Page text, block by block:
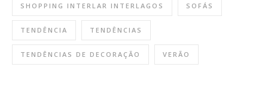
SHOPPING INTERLAR INTERLAGOS SOFÁS
TENDÊNCIA TENDÊNCIAS
TENDÊNCIAS DE DECORAÇÃO VERÃO